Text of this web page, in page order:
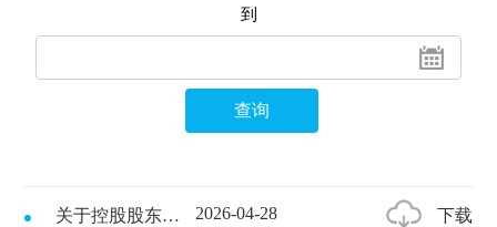
到
关于控股股东股份冻结及实际控制人持有的控股股东股权冻结进展的公告 2026-04-28 下载